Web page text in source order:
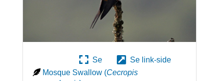
Se
Se link-side
Mosque Swallow (Cecropis